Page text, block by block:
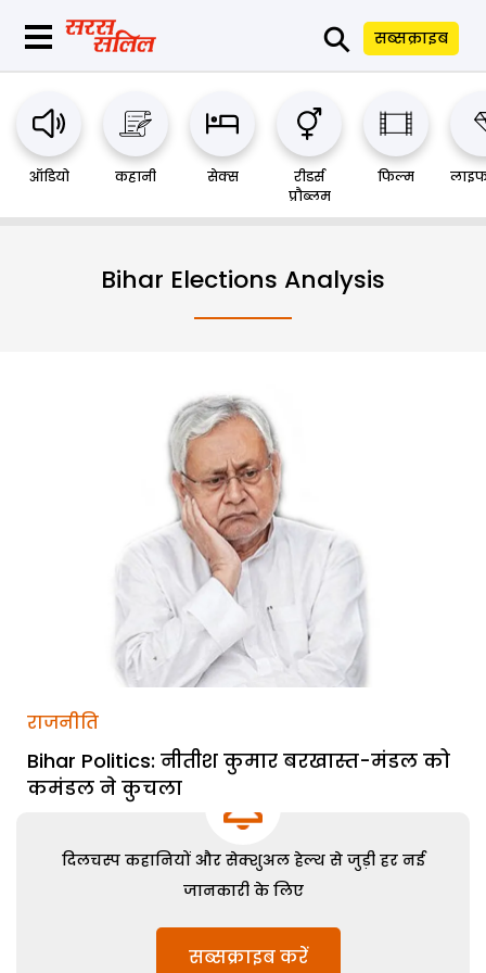
⚲ सब्सक्राइब
ऑडियो कहानी सेक्स
रीडर्स
प्रौब्लम
फिल्म
Bihar Elections Analysis
राजनीति
Bihar Politics: नीतीश कुमार बरखास्त-मंडल को
कमंडल ने कुचला
दिलचस्प कहानियों और सेक्शुअल हेल्थ से जुड़ी हर नई
जानकारी के लिए
सब्सक्राइब करें